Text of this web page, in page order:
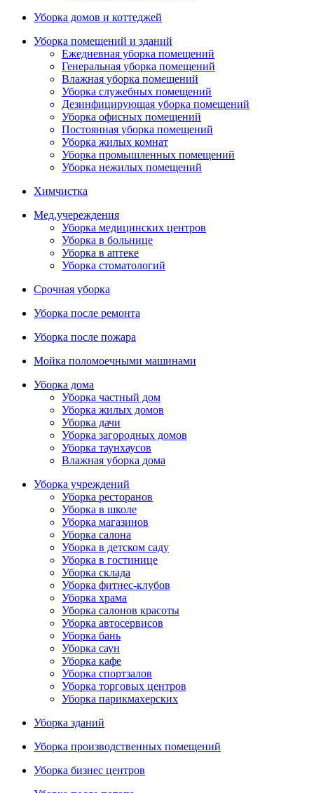
Уборка домов и коттеджей
Уборка помещений и зданий
Ежедневная уборка помещений
Генеральная уборка помещений
Влажная уборка помещений
Уборка служебных помещений
Дезинфицирующая уборка помещений
Уборка офисных помещений
Постоянная уборка помещений
Уборка жилых комнат
Уборка промышленных помещений
Уборка нежилых помещений
Химчистка
Мед.учереждения
Уборка медицинских центров
Уборка в больнице
Уборка в аптеке
Уборка стоматологий
Срочная уборка
Уборка после ремонта
Уборка после пожара
Мойка поломоечными машинами
Уборка дома
Уборка частный дом
Уборка жилых домов
Уборка дачи
Уборка загородных домов
Уборка таунхаусов
Влажная уборка дома
Уборка учреждений
Уборка ресторанов
Уборка в школе
Уборка магазинов
Уборка салона
Уборка в детском саду
Уборка в гостинице
Уборка склада
Уборка фитнес-клубов
Уборка храма
Уборка салонов красоты
Уборка автосервисов
Уборка бань
Уборка саун
Уборка кафе
Уборка спортзалов
Уборка торговых центров
Уборка парикмахерских
Уборка зданий
Уборка производственных помещений
Уборка бизнес центров